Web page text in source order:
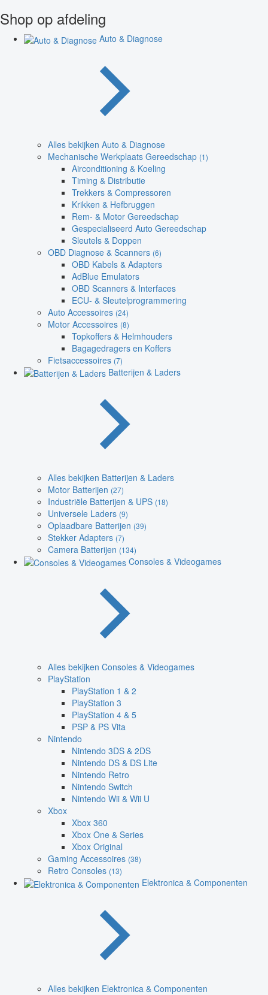
Shop op afdeling
Auto & Diagnose
Alles bekijken Auto & Diagnose
Mechanische Werkplaats Gereedschap (1)
Airconditioning & Koeling
Timing & Distributie
Trekkers & Compressoren
Krikken & Hefbruggen
Rem- & Motor Gereedschap
Gespecialiseerd Auto Gereedschap
Sleutels & Doppen
OBD Diagnose & Scanners (6)
OBD Kabels & Adapters
AdBlue Emulators
OBD Scanners & Interfaces
ECU- & Sleutelprogrammering
Auto Accessoires (24)
Motor Accessoires (8)
Topkoffers & Helmhouders
Bagagedragers en Koffers
Fietsaccessoires (7)
Batterijen & Laders
Alles bekijken Batterijen & Laders
Motor Batterijen (27)
Industriële Batterijen & UPS (18)
Universele Laders (9)
Oplaadbare Batterijen (39)
Stekker Adapters (7)
Camera Batterijen (134)
Consoles & Videogames
Alles bekijken Consoles & Videogames
PlayStation
PlayStation 1 & 2
PlayStation 3
PlayStation 4 & 5
PSP & PS Vita
Nintendo
Nintendo 3DS & 2DS
Nintendo DS & DS Lite
Nintendo Retro
Nintendo Switch
Nintendo Wii & Wii U
Xbox
Xbox 360
Xbox One & Series
Xbox Original
Gaming Accessoires (38)
Retro Consoles (13)
Elektronica & Componenten
Alles bekijken Elektronica & Componenten